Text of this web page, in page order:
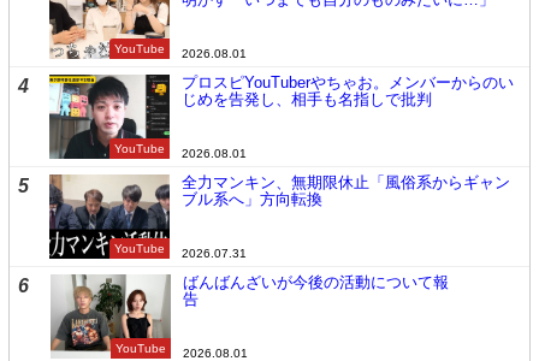
YouTube 2026.08.01
4
YouTube
プロスピYouTuberやちゃお。メンバーからのい
じめを告発し、相手も名指しで批判
2026.08.01
5
YouTube
全力マンキン、無期限休止「風俗系からギャン
ブル系へ」方向転換
2026.07.31
6
YouTube
ばんばんざいが今後の活動について報
告
2026.08.01